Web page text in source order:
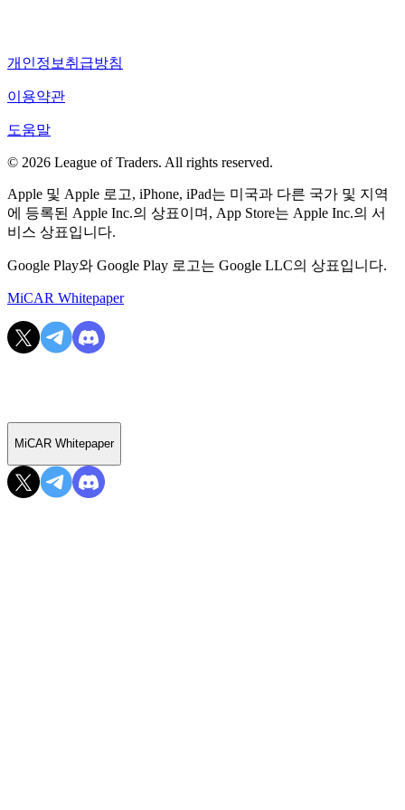
개인정보취급방침
이용약관
도움말
© 2026 League of Traders. All rights reserved.
Apple 및 Apple 로고, iPhone, iPad는 미국과 다른 국가 및 지역
에 등록된 Apple Inc.의 상표이며, App Store는 Apple Inc.의 서
비스 상표입니다.
Google Play와 Google Play 로고는 Google LLC의 상표입니다.
MiCAR Whitepaper
MiCAR Whitepaper